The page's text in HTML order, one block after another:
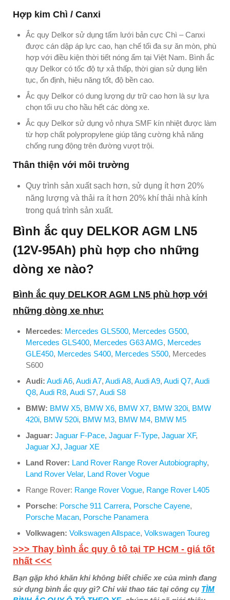
Hợp kim Chì / Canxi
Ắc quy Delkor sử dụng tấm lưới bản cực Chì – Canxi
được cán dập áp lực cao, hạn chế tối đa sự ăn mòn, phù
hợp với điều kiện thời tiết nóng ẩm tại Việt Nam. Bình ắc
quy Delkor có tốc độ tự xả thấp, thời gian sử dụng liên
tục, ổn định, hiệu năng tốt, độ bền cao.
Ắc quy Delkor có dung lượng dự trữ cao hơn là sự lựa
chọn tối ưu cho hầu hết các dòng xe.
Ắc quy Delkor sử dụng vỏ nhựa SMF kín nhiệt được làm
từ hợp chất polypropylene giúp tăng cường khả năng
chống rung động trên đường vượt trội.
Thân thiện với môi trường
Quy trình sản xuất sạch hơn, sử dụng ít hơn 20%
năng lượng và thải ra ít hơn 20% khí thải nhà kính
trong quá trình sản xuất.
Bình ắc quy DELKOR AGM LN5
(12V-95Ah) phù hợp cho những
dòng xe nào?
Bình ắc quy DELKOR AGM LN5 phù hợp với
những dòng xe như:
Mercedes: Mercedes GLS500, Mercedes G500,
Mercedes GLS400, Mercedes G63 AMG, Mercedes
GLE450, Mercedes S400, Mercedes S500, Mercedes
S600
Audi: Audi A6, Audi A7, Audi A8, Audi A9, Audi Q7, Audi
Q8, Audi R8, Audi S7, Audi S8
BMW: BMW X5, BMW X6, BMW X7, BMW 320i, BMW
420i, BMW 520i, BMW M3, BMW M4, BMW M5
Jaguar: Jaguar F-Pace, Jaguar F-Type, Jaguar XF,
Jaguar XJ, Jaguar XE
Land Rover: Land Rover Range Rover Autobiography,
Land Rover Velar, Land Rover Vogue
Range Rover: Range Rover Vogue, Range Rover L405
Porsche: Porsche 911 Carrera, Porsche Cayene,
Porsche Macan, Porsche Panamera
Volkwagen: Volkswagen Allspace, Volkswagen Toureg
>>> Thay bình ắc quy ô tô tại TP HCM - giá tốt
nhất <<<
Bạn gặp khó khăn khi không biết chiếc xe của mình đang
sử dụng bình ắc quy gì? Chỉ vài thao tác tại công cụ TÌM